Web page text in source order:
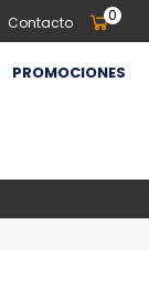
Contacto 0
PROMOCIONES